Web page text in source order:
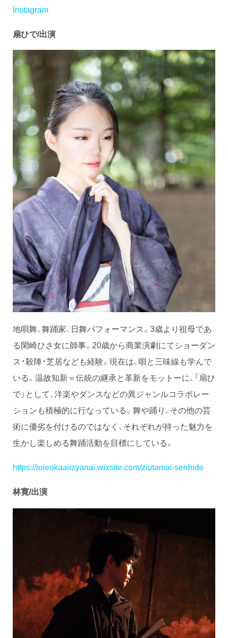
Instagram
扇ひで/出演
地唄舞、舞踊家、日舞パフォーマンス。3歳より祖母であ
る閑崎ひさ女に師事。20歳から商業演劇にてショーダン
ス・殺陣・芝居なども経験。現在は、唄と三味線も学んで
いる。温故知新＝伝統の継承と革新をモットーに、「扇ひ
で」として、洋楽やダンスなどの異ジャンルコラボレー
ションも積極的に行なっている。舞や踊り、その他の芸
術に優劣を付けるのではなく、それぞれが持った魅力を
生かし楽しめる舞踊活動を目標にしている。
https://ioieokaaiizyanai.wixsite.com/ziutamai-senhide
林寛/出演